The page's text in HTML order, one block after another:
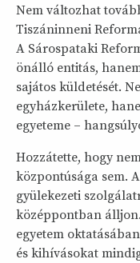
Nem változhat
Tiszáninneni
A Sárospataki
önálló entitás,
sajátos küldetését.
egyházkerülete,
egyeteme –
Hozzátette, hogy
központúsága sem.
gyülekezeti
középpontban
egyetem
és kihívásokat